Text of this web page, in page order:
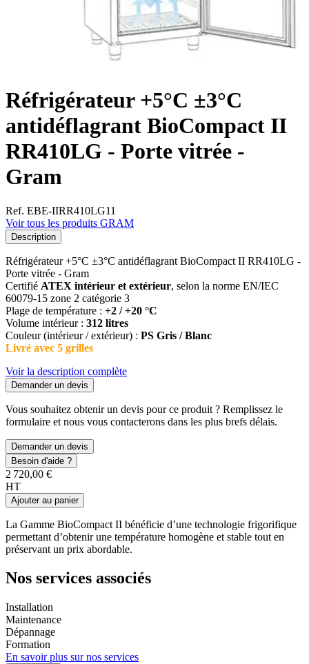
Réfrigérateur +5°C ±3°C
antidéflagrant BioCompact II
RR410LG - Porte vitrée -
Gram
Ref. EBE-IIRR410LG11
Voir tous les produits GRAM
Description
Réfrigérateur +5°C ±3°C antidéflagrant BioCompact II RR410LG -
Porte vitrée - Gram
Certifié ATEX intérieur et extérieur, selon la norme EN/IEC
60079-15 zone 2 catégorie 3
Plage de température : +2 / +20 °C
Volume intérieur : 312 litres
Couleur (intérieur / extérieur) : PS Gris / Blanc
Livré avec 5 grilles
Voir la description complète
Demander un devis
Vous souhaitez obtenir un devis pour ce produit ? Remplissez le
formulaire et nous vous contacterons dans les plus brefs délais.
Demander un devis
Besoin d'aide ?
2 720,00 €
HT
Ajouter au panier
La Gamme BioCompact II bénéficie d’une technologie frigorifique
permettant d’obtenir une température homogène et stable tout en
préservant un prix abordable.
Nos services associés
Installation
Maintenance
Dépannage
Formation
En savoir plus sur nos services